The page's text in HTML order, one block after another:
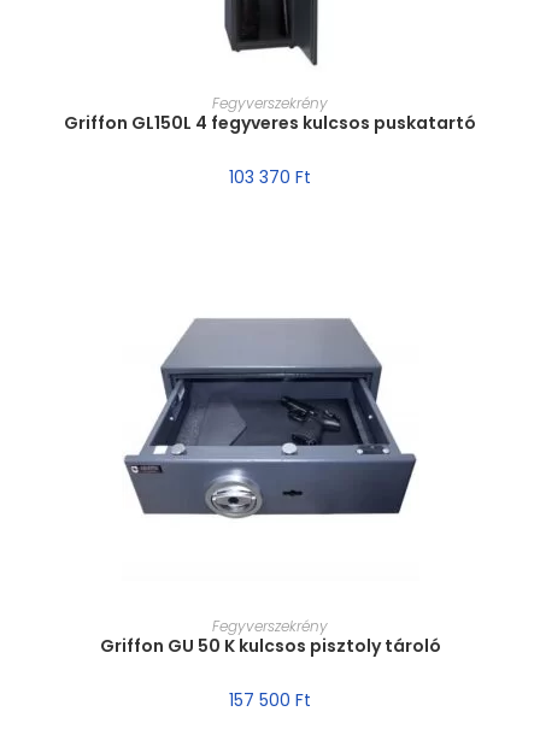
MÉRET VÁLASZTÁSA
Fegyverszekrény
Griffon GL150L 4 fegyveres kulcsos puskatartó
103 370 Ft
MÉRET VÁLASZTÁSA
Fegyverszekrény
Griffon GU 50 K kulcsos pisztoly tároló
157 500 Ft